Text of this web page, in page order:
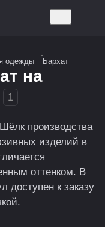
одежды Бархат
на
1
производства
изделий в
оттенком. В
доступен к заказу